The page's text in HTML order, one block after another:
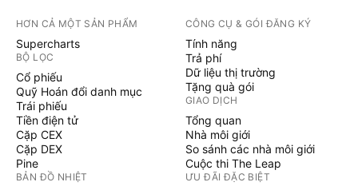
HƠN CẢ MỘT SẢN PHẨM
Supercharts
BỘ LỌC
Cổ phiếu
Quỹ Hoán đổi danh mục
Trái phiếu
Tiền điện tử
Cặp CEX
Cặp DEX
Pine
BẢN ĐỒ NHIỆT
CÔNG CỤ & GÓI ĐĂNG KÝ
Tính năng
Trả phí
Dữ liệu thị trường
Tặng quà gói
GIAO DỊCH
Tổng quan
Nhà môi giới
So sánh các nhà môi giới
Cuộc thi The Leap
ƯU ĐÃI ĐẶC BIỆT